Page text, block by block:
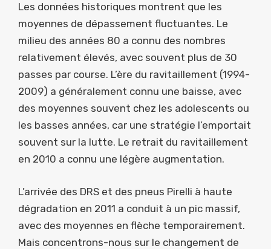
Les données historiques montrent que les
moyennes de dépassement fluctuantes. Le
milieu des années 80 a connu des nombres
relativement élevés, avec souvent plus de 30
passes par course. L’ère du ravitaillement (1994-
2009) a généralement connu une baisse, avec
des moyennes souvent chez les adolescents ou
les basses années, car une stratégie l’emportait
souvent sur la lutte. Le retrait du ravitaillement
en 2010 a connu une légère augmentation.
L’arrivée des DRS et des pneus Pirelli à haute
dégradation en 2011 a conduit à un pic massif,
avec des moyennes en flèche temporairement.
Mais concentrons-nous sur le changement de